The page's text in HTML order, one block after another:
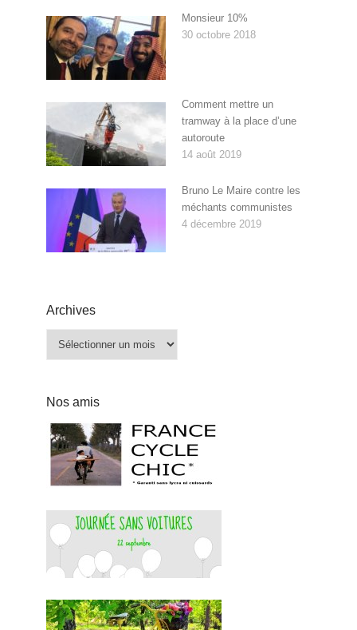
Monsieur 10%
30 octobre 2018
Comment mettre un
tramway à la place d’une
autoroute
14 août 2019
Bruno Le Maire contre les
méchants communistes
4 décembre 2019
Archives
Nos amis